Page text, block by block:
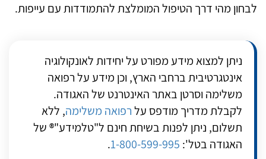
לבחון מהי דרך הטיפול המומלצת להתמודדות עם עייפות.
ניתן למצוא מידע מפורט על יחידות לאונקולוגיה
אינטגרטיבית ברחבי הארץ, וכן מידע על רפואה
משלימה וסרטן באתר האינטרנט של האגודה.
לקבלת מדריך מודפס עלרפואה משלימה, ללא
תשלום, ניתן לפנות בשיחת חינם ל"טלמידע"® של
האגודה בטל': 1-800-599-995
.